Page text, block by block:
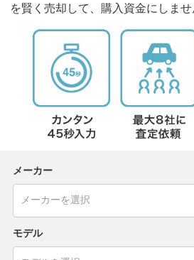
を賢く売却して、購入資金にしませ
メーカー
モデル